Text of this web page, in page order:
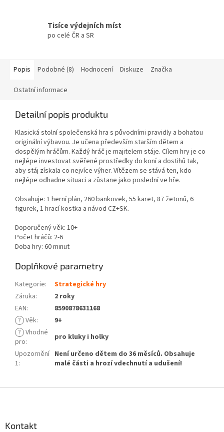
Tisíce výdejních míst
po celé ČR a SR
Popis Podobné (8) Hodnocení Diskuze Značka
Ostatní informace
Detailní popis produktu
Klasická stolní společenská hra s původními pravidly a bohatou
originální výbavou. Je učena především starším dětem a
dospělým hráčům. Každý hráč je majitelem stáje. Cílem hry je co
nejlépe investovat svěřené prostředky do koní a dostihů tak,
aby stáj získala co nejvíce výher. Vítězem se stává ten, kdo
nejlépe odhadne situaci a zůstane jako poslední ve hře.
Obsahuje: 1 herní plán, 260 bankovek, 55 karet, 87 žetonů, 6
figurek, 1 hrací kostka a návod CZ+SK.
Doporučený věk: 10+
Počet hráčů: 2-6
Doba hry: 60 minut
Doplňkové parametry
Kategorie:
Strategické hry
Záruka:
2 roky
EAN:
8590878631168
? Věk:
9+
? Vhodné
pro:
pro kluky i holky
Upozornění
1:
Není určeno dětem do 36 měsíců. Obsahuje
malé části a hrozí vdechnutí a udušení!
Kontakt